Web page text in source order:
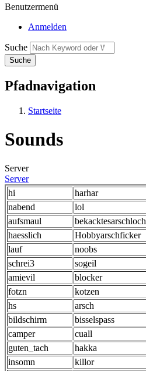
Benutzermenü
Anmelden
Suche
Pfadnavigation
Startseite
Sounds
Server
Server
hi
harhar
nabend
lol
aufsmaul
bekacktesarschloch
haesslich
Hobbyarschficker
lauf
noobs
schrei3
sogeil
amievil
blocker
fotzn
kotzen
hs
arsch
bildschirm
bisselspass
camper
cuall
guten_tach
hakka
insomn
killor